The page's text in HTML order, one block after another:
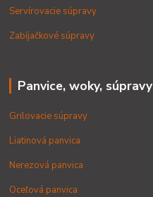
Servírovacie súpravy
Zabíjačkové súpravy
Panvice, woky, súpravy
Grilovacie súpravy
Liatinová panvica
Nerezová panvica
Oceľová panvica